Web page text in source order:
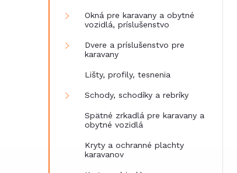
Okná pre karavany a obytné
vozidlá, príslušenstvo
Dvere a príslušenstvo pre
karavany
Lišty, profily, tesnenia
Schody, schodíky a rebríky
Spätné zrkadlá pre karavany a
obytné vozidlá
Kryty a ochranné plachty
karavanov